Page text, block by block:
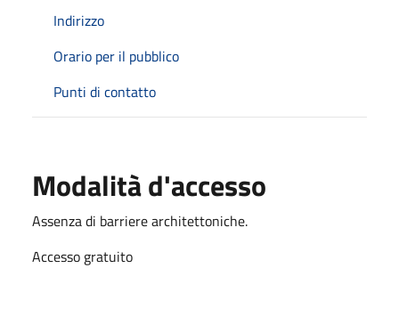
Indirizzo
Orario per il pubblico
Punti di contatto
Modalità d'accesso
Assenza di barriere architettoniche.
Accesso gratuito